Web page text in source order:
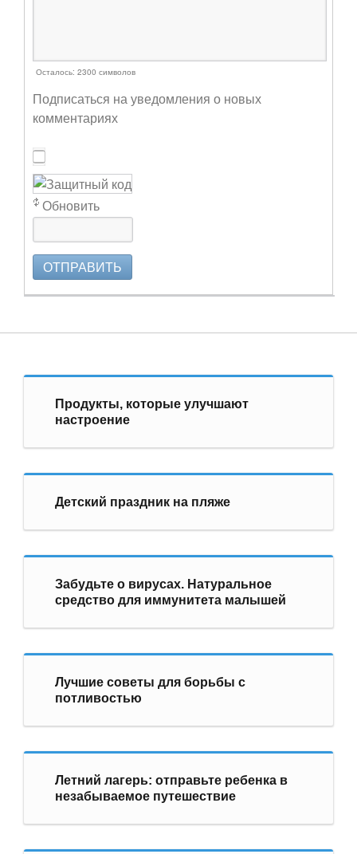
Осталось: 2300 символов
Подписаться на уведомления о новых
комментариях
Обновить
ОТПРАВИТЬ
Продукты, которые улучшают
настроение
Детский праздник на пляже
Забудьте о вирусах. Натуральное
средство для иммунитета малышей
Лучшие советы для борьбы с
потливостью
Летний лагерь: отправьте ребенка в
незабываемое путешествие